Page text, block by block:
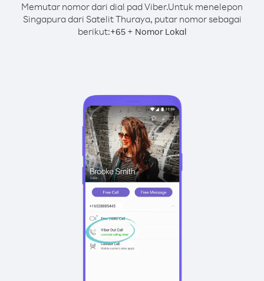
Memutar nomor dari dial pad Viber.Untuk menelepon
Singapura dari Satelit Thuraya, putar nomor sebagai
berikut:+65+ Nomor Lokal